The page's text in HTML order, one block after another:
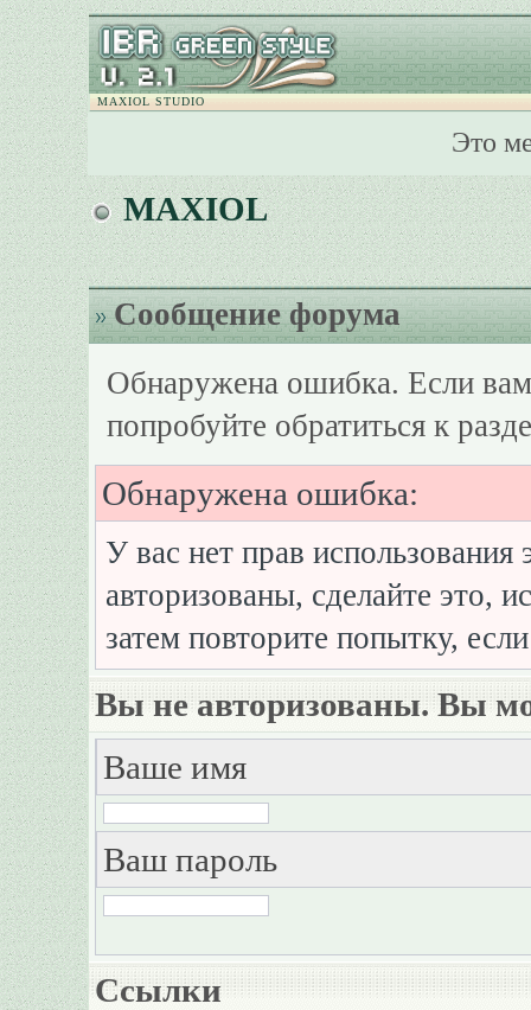
MAXIOL STUDIO
Это
MAXIOL
Сообщение форума
Обнаружена ошибка. Если
попробуйте обратиться к
Обнаружена ошибка:
У вас нет прав
авторизованы, сделайте это,
затем повторите попытку,
Вы не авторизованы. Вы
Ваше имя
Ваш пароль
Ссылки